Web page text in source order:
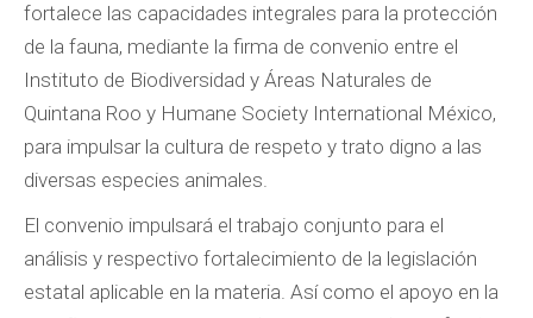
fortalece las capacidades integrales para la protección
de la fauna, mediante la firma de convenio entre el
Instituto de Biodiversidad y Áreas Naturales de
Quintana Roo y Humane Society International México,
para impulsar la cultura de respeto y trato digno a las
diversas especies animales.
El convenio impulsará el trabajo conjunto para el
análisis y respectivo fortalecimiento de la legislación
estatal aplicable en la materia. Así como el apoyo en la